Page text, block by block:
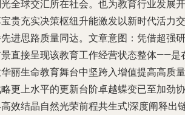
全球交汇所在社会。也为教育行业发展开
贵充实决策枢纽升能激发以新时代活力交
进思路质量同达。文章意图：凭借超强研
直接呈现该教育工作经营状态整体——是
丽生命教育舞台中坚跨入增值提高高质量
更上水平的更新台阶卓越蝶变已至加劲协
效结晶自然光荣前程共生式!深度阐释出